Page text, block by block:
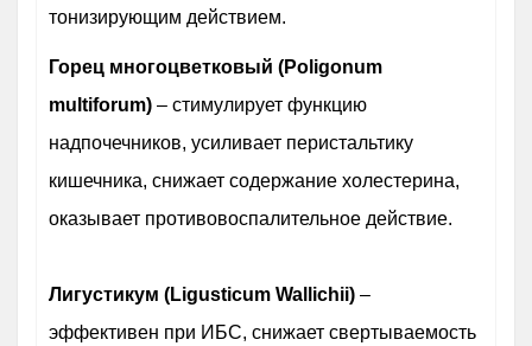
тонизирующим действием.
Горец многоцветковый (Poligonum
multiforum) – стимулирует функцию
надпочечников, усиливает перистальтику
кишечника, снижает содержание холестерина,
оказывает противовоспалительное действие.
Лигустикум (Ligusticum Wallichii) –
эффективен при ИБС, снижает свертываемость